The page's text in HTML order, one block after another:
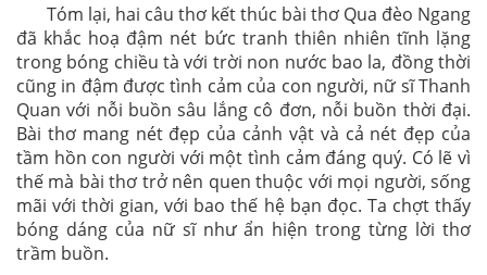
Tóm lại, hai câu thơ kết thúc bài thơ Qua đèo Ngang
đã khắc hoạ đậm nét bức tranh thiên nhiên tĩnh lặng
trong bóng chiều tà với trời non nước bao la, đồng thời
cũng in đậm được tình cảm của con người, nữ sĩ Thanh
Quan với nỗi buồn sâu lắng cô đơn, nỗi buồn thời đại.
Bài thơ mang nét đẹp của cảnh vật và cả nét đẹp của
tầm hồn con người với một tình cảm đáng quý. Có lẽ vì
thế mà bài thơ trở nên quen thuộc với mọi người, sống
mãi với thời gian, với bao thế hệ bạn đọc. Ta chợt thấy
bóng dáng của nữ sĩ như ẩn hiện trong từng lời thơ
trầm buồn.